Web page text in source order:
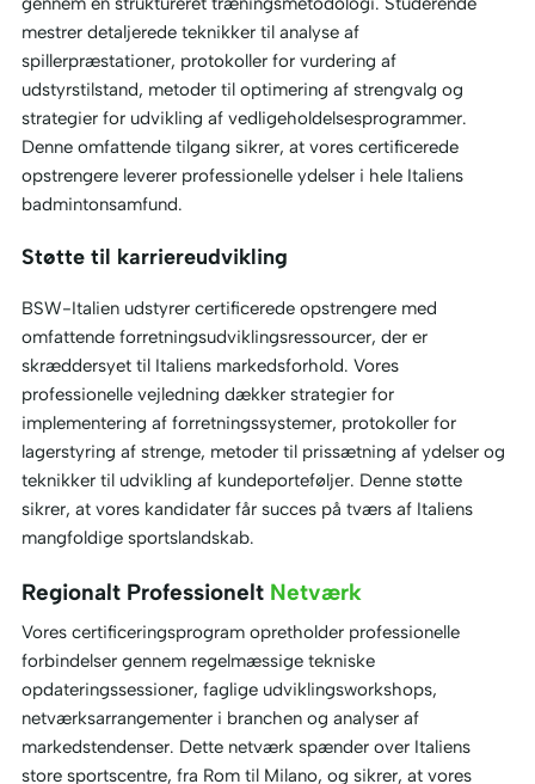
mestrer detaljerede teknikker til analyse af
spillerpræstationer, protokoller for vurdering af
udstyrstilstand, metoder til optimering af strengvalg og
strategier for udvikling af vedligeholdelsesprogrammer.
Denne omfattende tilgang sikrer, at vores certificerede
opstrengere leverer professionelle ydelser i hele Italiens
badmintonsamfund.
Støtte til karriereudvikling
BSW-Italien udstyrer certificerede opstrengere med
omfattende forretningsudviklingsressourcer, der er
skræddersyet til Italiens markedsforhold. Vores
professionelle vejledning dækker strategier for
implementering af forretningssystemer, protokoller for
lagerstyring af strenge, metoder til prissætning af ydelser og
teknikker til udvikling af kundeporteføljer. Denne støtte
sikrer, at vores kandidater får succes på tværs af Italiens
mangfoldige sportslandskab.
Regionalt Professionelt Netværk
Vores certificeringsprogram opretholder professionelle
forbindelser gennem regelmæssige tekniske
opdateringssessioner, faglige udviklingsworkshops,
netværksarrangementer i branchen og analyser af
markedstendenser. Dette netværk spænder over Italiens
store sportscentre, fra Rom til Milano, og sikrer, at vores